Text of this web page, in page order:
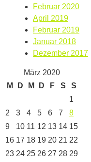
Februar 2020
April 2019
Februar 2019
Januar 2018
Dezember 2017
März 2020
M
D M D F S
S
1
2
3 4 5 6 7
8
9
10 11 12 13 14 15
16 17 18 19 20 21 22
23 24 25 26 27 28 29